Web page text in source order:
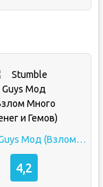
Stumble Guys Мод (Взлом Много Денег и Гемов)
4,2